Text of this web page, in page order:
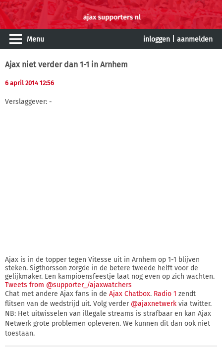
Menu inloggen aanmelden
Ajax niet verder dan 1-1 in Arnhem
6 april 2014 12:56
Verslaggever: -
Ajax is in de topper tegen Vitesse uit in Arnhem op 1-1 blijven
steken. Sigthorsson zorgde in de betere tweede helft voor de
gelijkmaker. Een kampioensfeestje laat nog even op zich wachten.
Tweets from @supporter_/ajaxwatchers
Chat met andere Ajax fans in de Ajax Chatbox. Radio 1 zendt
flitsen van de wedstrijd uit. Volg verder @ajaxnetwerk via twitter.
NB: Het uitwisselen van illegale streams is strafbaar en kan Ajax
Netwerk grote problemen opleveren. We kunnen dit dan ook niet
toestaan.